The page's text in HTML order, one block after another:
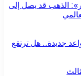
الذهب قد يصل إلى
جديدة.. هل ترتفع